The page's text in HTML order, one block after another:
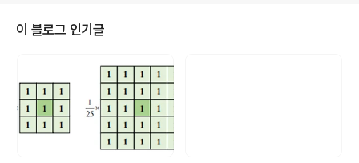
치 된 include 폴더 경로를 입력합니다.C:\Program Fil
es (x86)\Visual Leak Detector\include 3. [라이브
로젝트 구성 관리자 속성에 따라 정적라이브러리 경로가 ..
이 블로그 인기글